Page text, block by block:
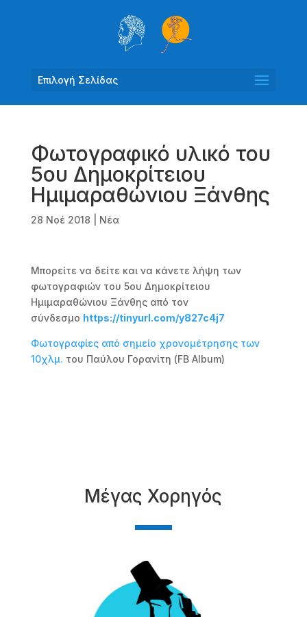
Επιλογή Σελίδας
Φωτογραφικό υλικό του
5ου Δημοκρίτειου
Ημιμαραθώνιου Ξάνθης
28 Νοέ 2018 Νέα
Μπορείτε να δείτε και να κάνετε λήψη των
φωτογραφιών του 5ου Δημοκρίτειου
Ημιμαραθώνιου Ξάνθης από τον
σύνδεσμο https://tinyurl.com/y827c4j7
Φωτογραφίες από σημείο χρονομέτρησης των
10χλμ. του Παύλου Γορανίτη (FB Album)
Μέγας Χορηγός